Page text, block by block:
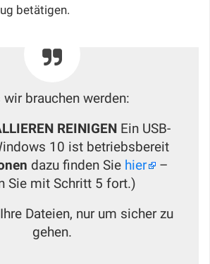
betätigen.
wir brauchen werden:
REINIGEN Ein USB-
10 ist betriebsbereit
dazu finden Sie hier –
Sie mit Schritt 5 fort.)
Dateien, nur um sicher zu
gehen.